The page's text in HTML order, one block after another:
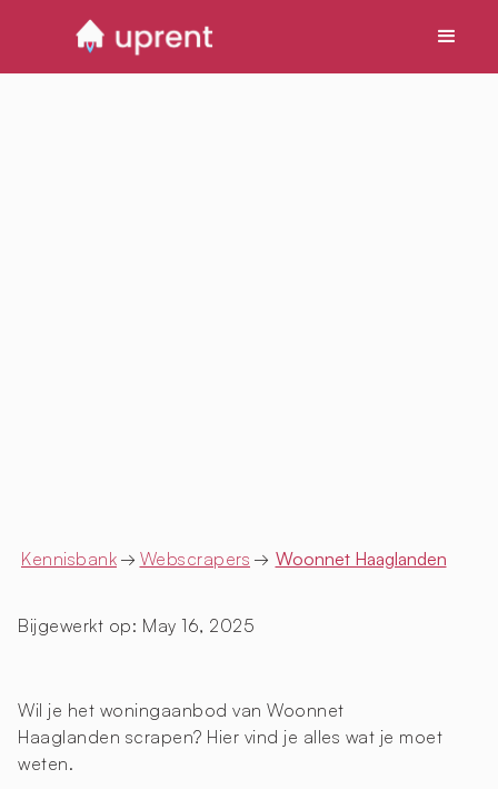
Kennisbank → Webscrapers → Woonnet Haaglanden
Bijgewerkt op: May 16, 2025
Wil je het woningaanbod van Woonnet
Haaglanden scrapen? Hier vind je alles wat je moet
weten.